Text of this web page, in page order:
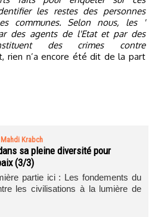
les restes des personnes
communes. Selon nous, les '
des agents de l'Etat et par des
des crimes contre
rien n’a encore été dit de la part
Krabch
sa pleine diversité pour
(3/3)
partie ici : Les fondements du
les civilisations à la lumière de